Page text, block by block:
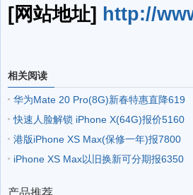
[网站地址] http://
相关阅读
华为Mate 20 Pro(8G)新春特惠直降619
快速人脸解锁 iPhone X(64G)报价5160
港版iPhone XS Max(保修一年)报7800
iPhone XS Max以旧换新可分期报6350
产品推荐